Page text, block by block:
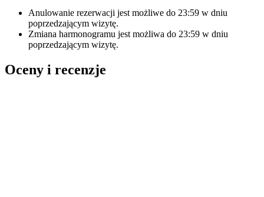
Anulowanie rezerwacji jest możliwe do 23:59 w dniu
poprzedzającym wizytę.
Zmiana harmonogramu jest możliwa do 23:59 w dniu
poprzedzającym wizytę.
Oceny i recenzje